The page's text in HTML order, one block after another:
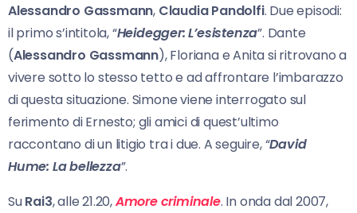
Alessandro Gassmann, Claudia Pandolfi. Due episodi:
il primo s’intitola, “Heidegger: L’esistenza”. Dante
(Alessandro Gassmann), Floriana e Anita si ritrovano a
vivere sotto lo stesso tetto e ad affrontare l’imbarazzo
di questa situazione. Simone viene interrogato sul
ferimento di Ernesto; gli amici di quest’ultimo
raccontano di un litigio tra i due. A seguire, “David
Hume: La bellezza”.
SuRai3, alle 21.20,Amore criminale. In onda dal 2007,